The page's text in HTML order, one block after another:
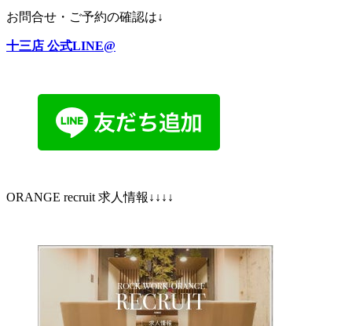
お問合せ・ご予約の確認は↓
十三店 公式LINE@
ORANGE recruit 求人情報↓↓↓↓